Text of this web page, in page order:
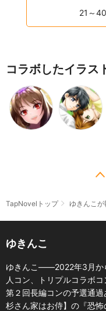
21～
コラボしたイラス
TapNovelトップ ゆきんこ
ゆきんこ
ゆきんこ――2022年3月か
人コン、トリプルコラボ
第２回長編コンの予選通
杉さん家はお侍】の『恐